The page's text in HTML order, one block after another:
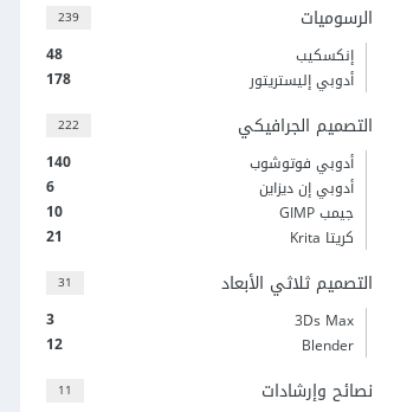
239 الرسوميات
48
إنكسكيب
178
أدوبي إليستريتور
222 التصميم الجرافيكي
140
أدوبي فوتوشوب
6
أدوبي إن ديزاين
10
جيمب GIMP
21
كريتا Krita
31 التصميم ثلاثي الأبعاد
3
3Ds Max
12
Blender
11 نصائح وإرشادات